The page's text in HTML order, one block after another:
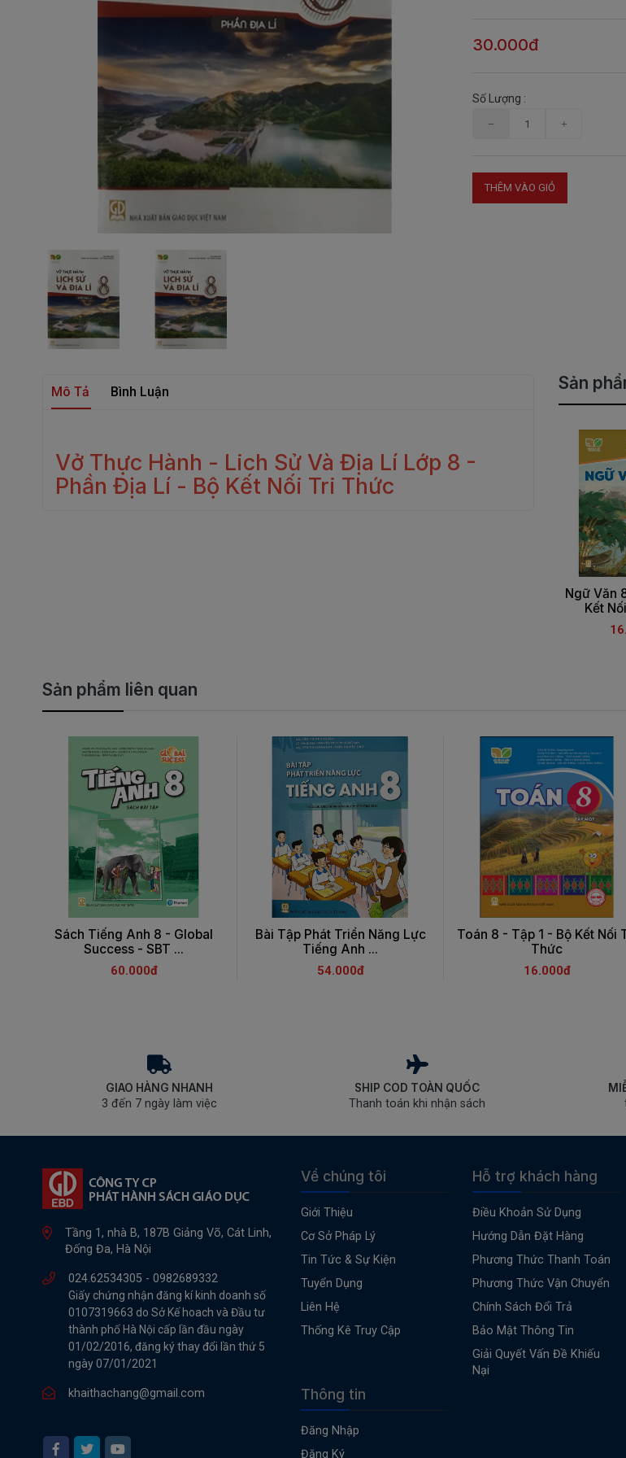
30.000đ
Số Lượng :
THÊM VÀO GIỎ
Mô Tả Bình Luận
Vở Thực Hành - Lich Sử Và Địa Lí Lớp 8 -
Phần Địa Lí - Bộ Kết Nối Tri Thức
Sản
Ngữ Văn
Kết
Sản phẩm liên quan
Sách Tiếng Anh 8 - Global
Success - SBT ...
60.000đ
Bài Tập Phát Triển Năng Lực
Tiếng Anh ...
54.000đ
Toán 8 - Tập 1 - Bộ Kết Nối
Thức
16.000đ
GIAO HÀNG NHANH
3 đến 7 ngày làm việc
SHIP COD TOÀN QUỐC
Thanh toán khi nhận sách
Tầng 1, nhà B, 187B Giảng Võ, Cát Linh,
Đống Đa, Hà Nội
024.62534305 - 0982689332
Giấy chứng nhận đăng kí kinh doanh số
0107319663 do Sở Kế hoach và Đầu tư
thành phố Hà Nội cấp lần đầu ngày
01/02/2016, đăng ký thay đổi lần thứ 5
ngày 07/01/2021
khaithachang@gmail.com
Về chúng tôi
Giới Thiệu
Cơ Sở Pháp Lý
Tin Tức & Sự Kiện
Tuyển Dụng
Liên Hệ
Thống Kê Truy Cập
Hỗ trợ khách hàng
Điều Khoản Sử Dụng
Hướng Dẫn Đặt Hàng
Phương Thức Thanh Toán
Phương Thức Vận Chuyển
Chính Sách Đổi Trả
Bảo Mật Thông Tin
Giải Quyết Vấn Đề Khiếu
Nại
Thông tin
Đăng Nhập
Đăng Ký